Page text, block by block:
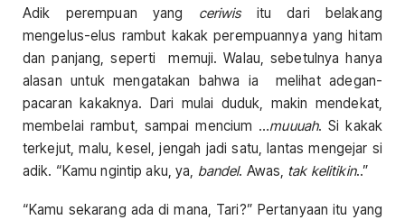
Adik perempuan yang ceriwisitu dari belakang
mengelus-elus rambut kakak perempuannya yang hitam
dan panjang, seperti memuji. Walau, sebetulnya hanya
alasan untuk mengatakan bahwa ia melihat adegan-
pacaran kakaknya. Dari mulai duduk, makin mendekat,
membelai rambut, sampai mencium …muuuah. Si kakak
terkejut, malu, kesel, jengah jadi satu, lantas mengejar si
adik. “Kamu ngintip aku, ya, bandel. Awas, tak kelitikin..”
“Kamu sekarang ada di mana, Tari?” Pertanyaan itu yang